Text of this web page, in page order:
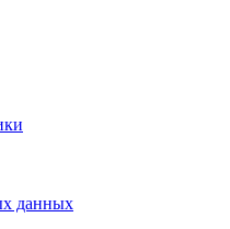
данных